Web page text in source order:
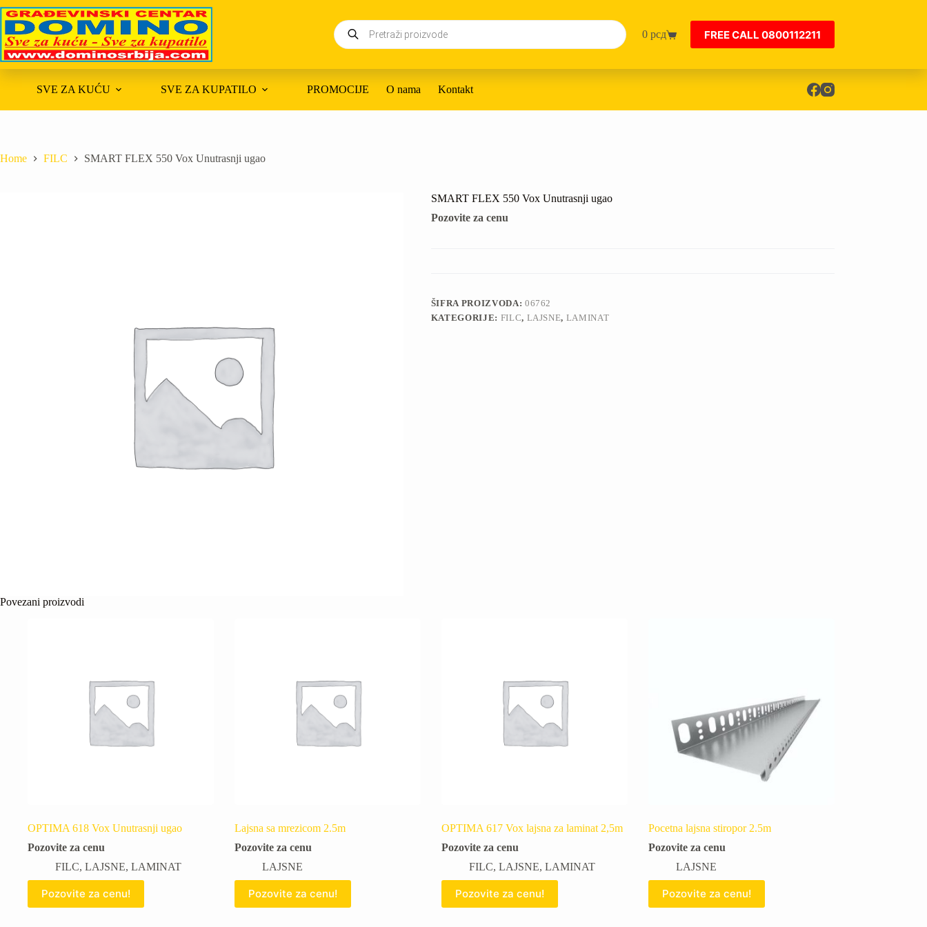
Skip
to
content
Products
search
Shopping
0 рсд FREE CALL 0800112211
SVE ZA KUĆU SVE ZA KUPATILO PROMOCIJE O nama Kontakt
Home FILC SMART FLEX 550 Vox Unutrasnji ugao
SMART FLEX 550 Vox Unutrasnji ugao
Pozovite za cenu
ŠIFRA PROIZVODA: 06762
KATEGORIJE: FILC, LAJSNE, LAMINAT
Povezani proizvodi
OPTIMA 618 Vox Unutrasnji ugao
Pozovite za cenu
FILC, LAJSNE, LAMINAT
Pozovite za cenu!
Lajsna sa mrezicom 2.5m
Pozovite za cenu
LAJSNE
Pozovite za cenu!
OPTIMA 617 Vox lajsna za laminat 2,5m
Pozovite za cenu
FILC, LAJSNE, LAMINAT
Pozovite za cenu!
Pocetna lajsna stiropor 2.5m
Pozovite za cenu
LAJSNE
Pozovite za cenu!